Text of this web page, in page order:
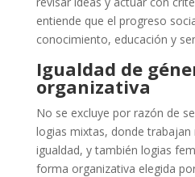
entiende que el progreso
conocimiento, educación y
Igualdad de
organizativa
No se excluye por razón de
logias mixtas, donde
igualdad, y también logias
forma organizativa elegida